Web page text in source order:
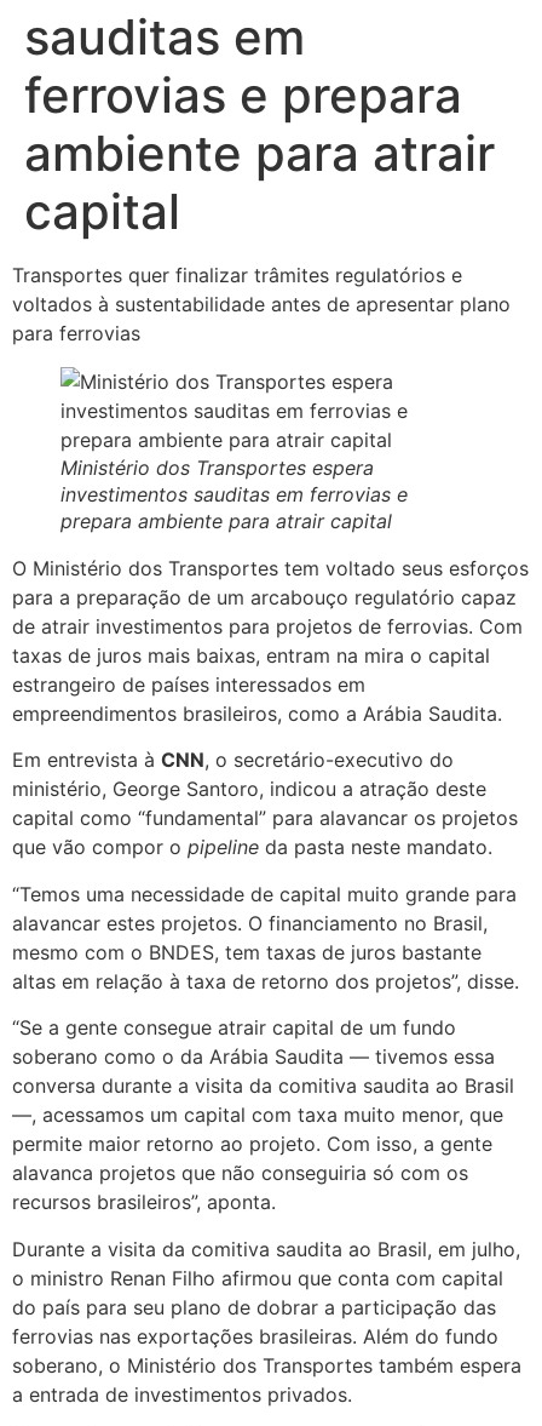
sauditas em
ferrovias e prepara
ambiente para atrair
capital
Transportes quer finalizar trâmites regulatórios e
voltados à sustentabilidade antes de apresentar plano
para ferrovias
Ministério dos Transportes espera
investimentos sauditas em ferrovias e
prepara ambiente para atrair capital
O Ministério dos Transportes tem voltado seus esforços
para a preparação de um arcabouço regulatório capaz
de atrair investimentos para projetos de ferrovias. Com
taxas de juros mais baixas, entram na mira o capital
estrangeiro de países interessados em
empreendimentos brasileiros, como a Arábia Saudita.
Em entrevista à CNN, o secretário-executivo do
ministério, George Santoro, indicou a atração deste
capital como “fundamental” para alavancar os projetos
que vão compor o pipeline da pasta neste mandato.
“Temos uma necessidade de capital muito grande para
alavancar estes projetos. O financiamento no Brasil,
mesmo com o BNDES, tem taxas de juros bastante
altas em relação à taxa de retorno dos projetos”, disse.
“Se a gente consegue atrair capital de um fundo
soberano como o da Arábia Saudita — tivemos essa
conversa durante a visita da comitiva saudita ao Brasil
—, acessamos um capital com taxa muito menor, que
permite maior retorno ao projeto. Com isso, a gente
alavanca projetos que não conseguiria só com os
recursos brasileiros”, aponta.
Durante a visita da comitiva saudita ao Brasil, em julho,
o ministro Renan Filho afirmou que conta com capital
do país para seu plano de dobrar a participação das
ferrovias nas exportações brasileiras. Além do fundo
soberano, o Ministério dos Transportes também espera
a entrada de investimentos privados.